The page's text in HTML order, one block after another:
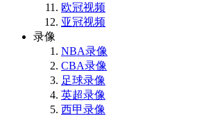
欧冠视频
亚冠视频
录像
NBA录像
CBA录像
足球录像
英超录像
西甲录像